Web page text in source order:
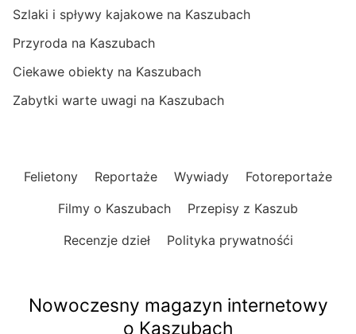
Szlaki i spływy kajakowe na Kaszubach
Przyroda na Kaszubach
Ciekawe obiekty na Kaszubach
Zabytki warte uwagi na Kaszubach
Felietony Reportaże Wywiady
Fotoreportaże
Filmy o Kaszubach
Przepisy z Kaszub
Recenzje dzieł
Polityka prywatnośći
Nowoczesny magazyn internetowy
o Kaszubach